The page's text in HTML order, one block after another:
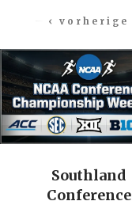
‹ vorherige
Southland
Conference